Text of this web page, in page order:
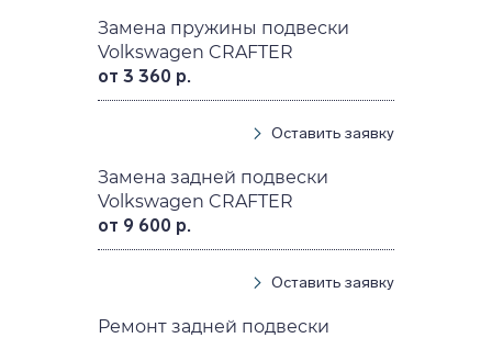
Замена пружины подвески
Volkswagen CRAFTER
от 3 360 р.
Оставить заявку
Замена задней подвески
Volkswagen CRAFTER
от 9 600 р.
Оставить заявку
Ремонт задней подвески